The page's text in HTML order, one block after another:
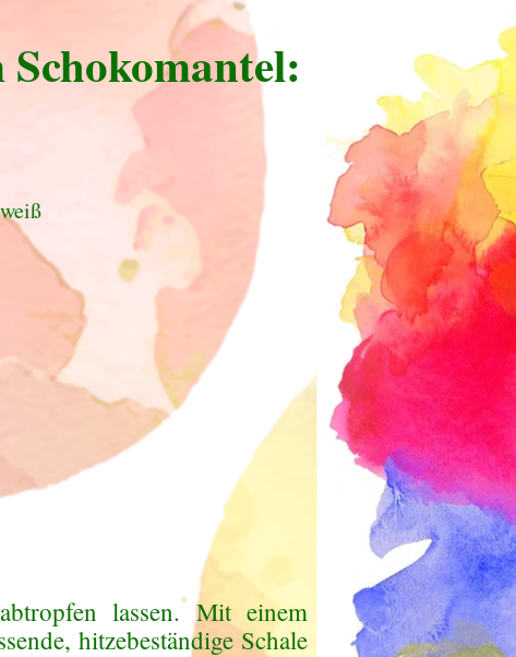
lassen. Mit einem
hitzebeständige Schale